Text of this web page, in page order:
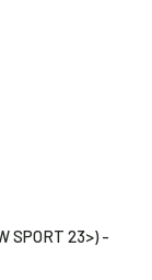
SPORT 23>) -